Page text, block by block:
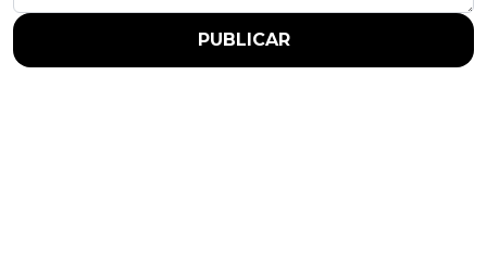
PUBLICAR